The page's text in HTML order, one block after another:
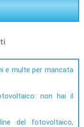
e multe per mancata
non hai il
del fotovoltaico,